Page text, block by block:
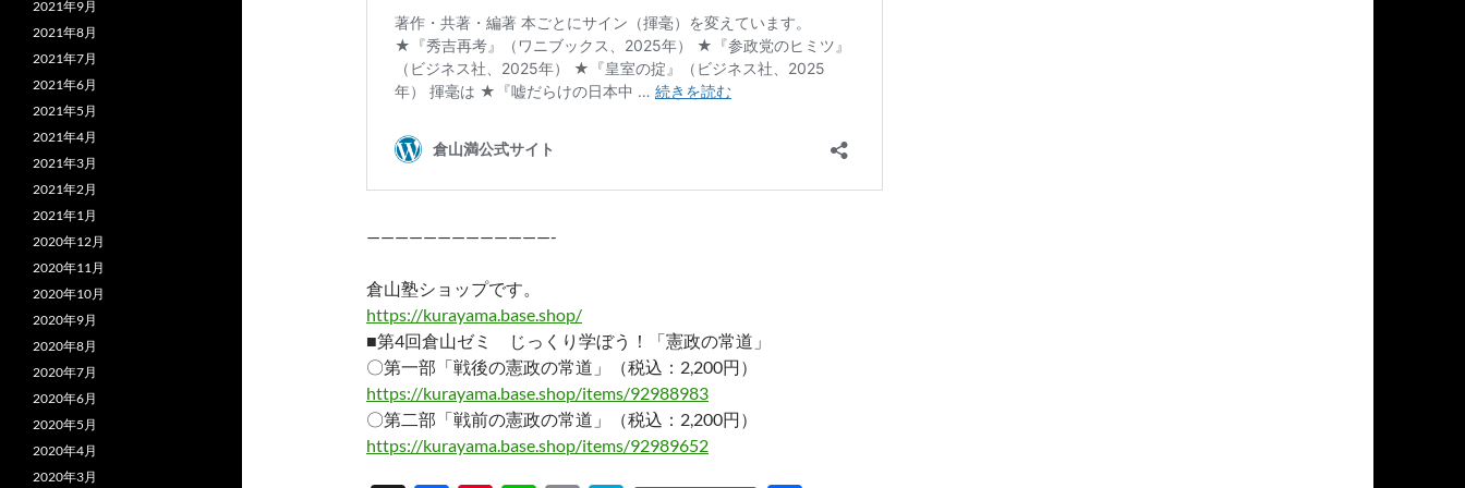
—————————————-
倉山塾ショップです。
https://kurayama.base.shop/
■第4回倉山ゼミ じっくり学ぼう！「憲政の常道」
〇第一部「戦後の憲政の常道」（税込：2,200円）
https://kurayama.base.shop/items/92988983
〇第二部「戦前の憲政の常道」（税込：2,200円）
https://kurayama.base.shop/items/92989652
2021年9月
2021年8月
2021年7月
2021年6月
2021年5月
2021年4月
2021年3月
2021年2月
2021年1月
2020年12月
2020年11月
2020年10月
2020年9月
2020年8月
2020年7月
2020年6月
2020年5月
2020年4月
2020年3月